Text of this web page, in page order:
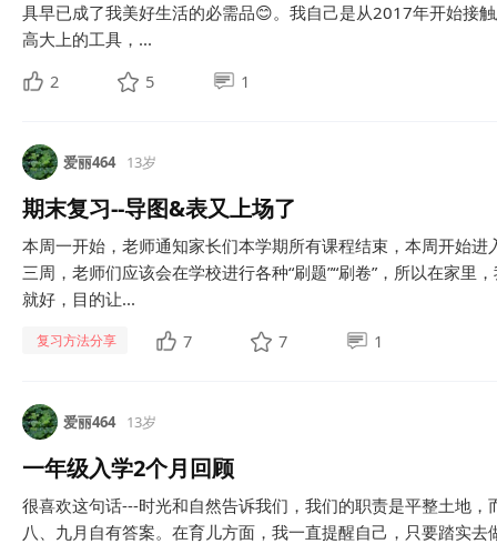
具早已成了我美好生活的必需品😊。我自己是从2017年开始接
高大上的工具，...
2
5 1
爱丽464 13岁
期末复习--导图&表又上场了
本周一开始，老师通知家长们本学期所有课程结束，本周开始
三周，老师们应该会在学校进行各种“刷题”“刷卷”，所以在家里
就好，目的让...
复习方法分享 7 7 1
爱丽464 13岁
一年级入学2个月回顾
很喜欢这句话---时光和自然告诉我们，我们的职责是平整土地
八、九月自有答案。在育儿方面，我一直提醒自己，只要踏实